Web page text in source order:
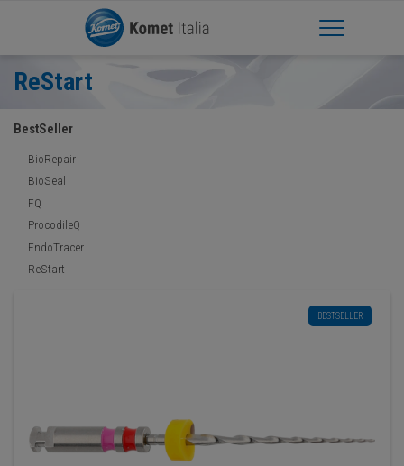
Apri Menu
ReStart
BestSeller
BioRepair
BioSeal
FQ
ProcodileQ
EndoTracer
ReStart
BESTSELLER